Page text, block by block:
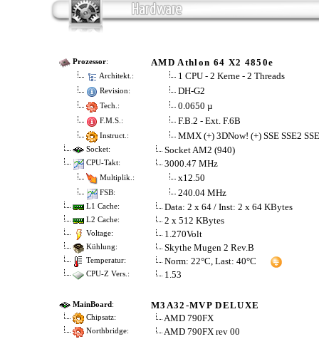
Prozessor: AMD Athlon 64 X2 4850e
Architekt.: 1 CPU - 2 Kerne - 2 Threads
Revision: DH-G2
Tech.: 0.0650 µ
F.M.S.: F.B.2 - Ext. F.6B
Instruct.: MMX (+) 3DNow! (+) SSE SSE2
Socket: Socket AM2 (940)
CPU-Takt: 3000.47 MHz
Multiplik.: x12.50
FSB: 240.04 MHz
L1 Cache: Data: 2 x 64 / Inst: 2 x 64 KBytes
L2 Cache: 2 x 512 KBytes
Voltage: 1.270Volt
Kühlung: Skythe Mugen 2 Rev.B
Temperatur: Norm: 22°C, Last: 40°C
CPU-Z Vers.: 1.53
MainBoard: M3A32-MVP DELUXE
Chipsatz: AMD 790FX
Northbridge: AMD 790FX rev 00